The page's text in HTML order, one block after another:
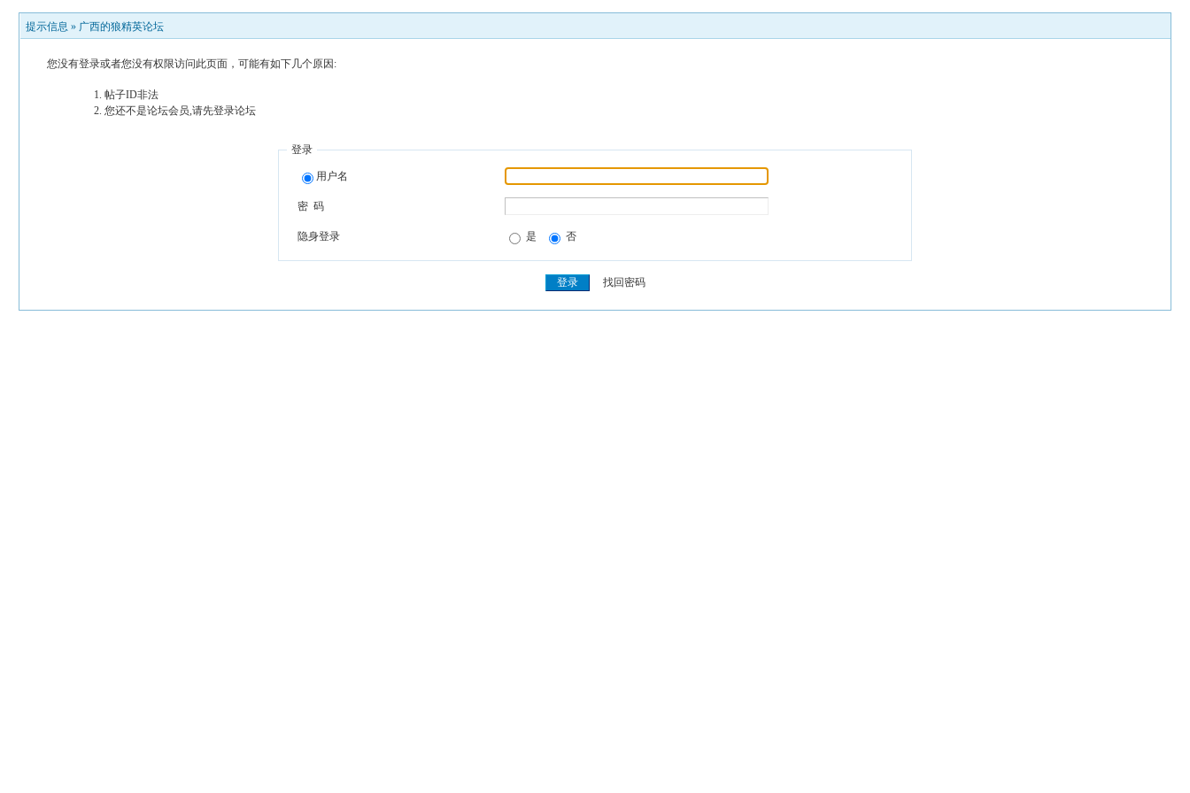
提示信息 » 广西的狼精英论坛
您没有登录或者您没有权限访问此页面，可能有如下几个原因:
帖子ID非法
您还不是论坛会员,请先登录论坛
登录
用户名
密 码
隐身登录 是 否
找回密码